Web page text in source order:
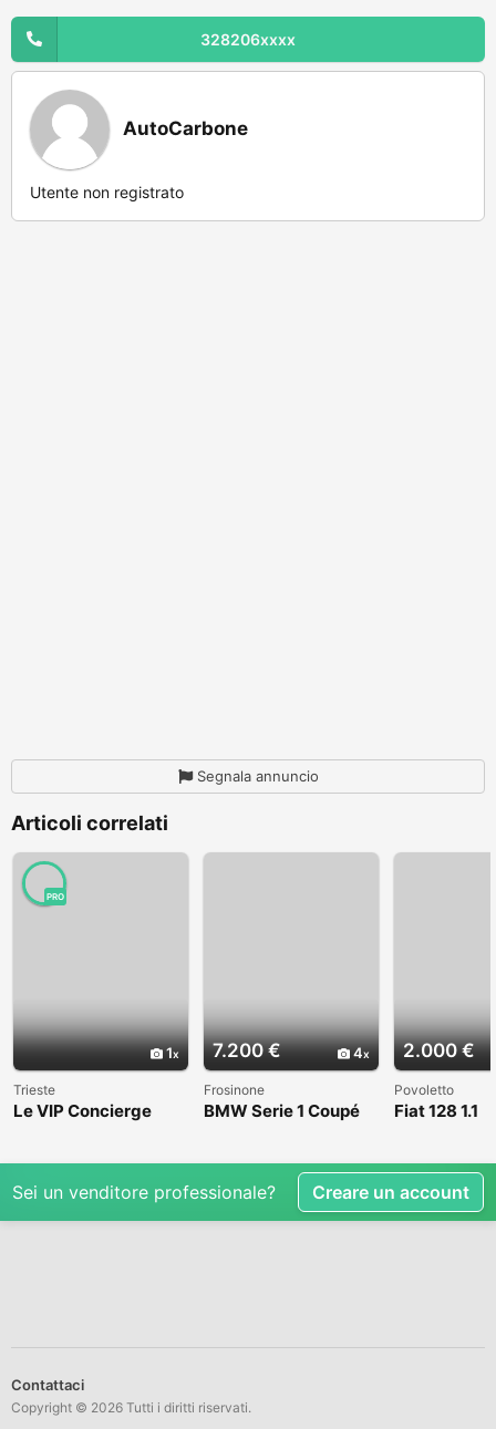
328206xxxx
AutoCarbone
Utente non registrato
Segnala annuncio
Articoli correlati
1
PRO
Trieste
Le VIP Concierge
7.200 € 4
Frosinone
BMW Serie 1 Coupé
2.000 €
Povoletto
Fiat 128 1.1
Sei un venditore professionale? Creare un account
Contattaci
Copyright © 2026 Tutti i diritti riservati.